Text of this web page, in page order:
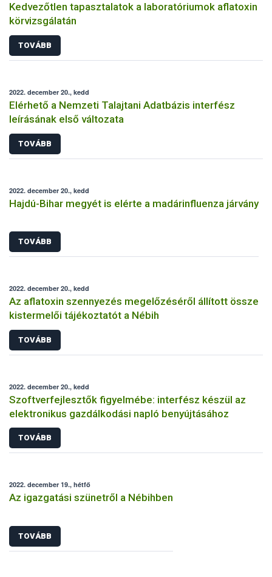
Kedvezőtlen tapasztalatok a laboratóriumok aflatoxin
körvizsgálatán
TOVÁBB
2022. december 20., kedd
Elérhető a Nemzeti Talajtani Adatbázis interfész
leírásának első változata
TOVÁBB
2022. december 20., kedd
Hajdú-Bihar megyét is elérte a madárinfluenza járvány
TOVÁBB
2022. december 20., kedd
Az aflatoxin szennyezés megelőzéséről állított össze
kistermelői tájékoztatót a Nébih
TOVÁBB
2022. december 20., kedd
Szoftverfejlesztők figyelmébe: interfész készül az
elektronikus gazdálkodási napló benyújtásához
TOVÁBB
2022. december 19., hétfő
Az igazgatási szünetről a Nébihben
TOVÁBB